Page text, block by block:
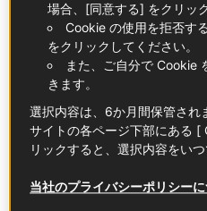
から原産地呼称に認定され
分に富む砂質ローム土壌で
て栽培されてきた理由の一
に、黒に近い紫色の厚い皮
多くのシェフから愛されて
フランスの紫イチジクの71
場合、[同意する] をクリッ
Cookie の使用を拒否す
をクリックしてください。
また、ご自分で Cookie
きます。
選択内容は、6か月間保管され
サイトの各ページ下部にある [
リックすると、選択内容をいつ
当社のプライバシーポリシー